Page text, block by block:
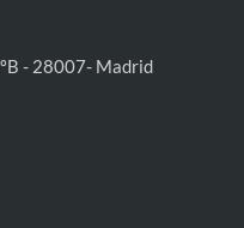
- 28007- Madrid